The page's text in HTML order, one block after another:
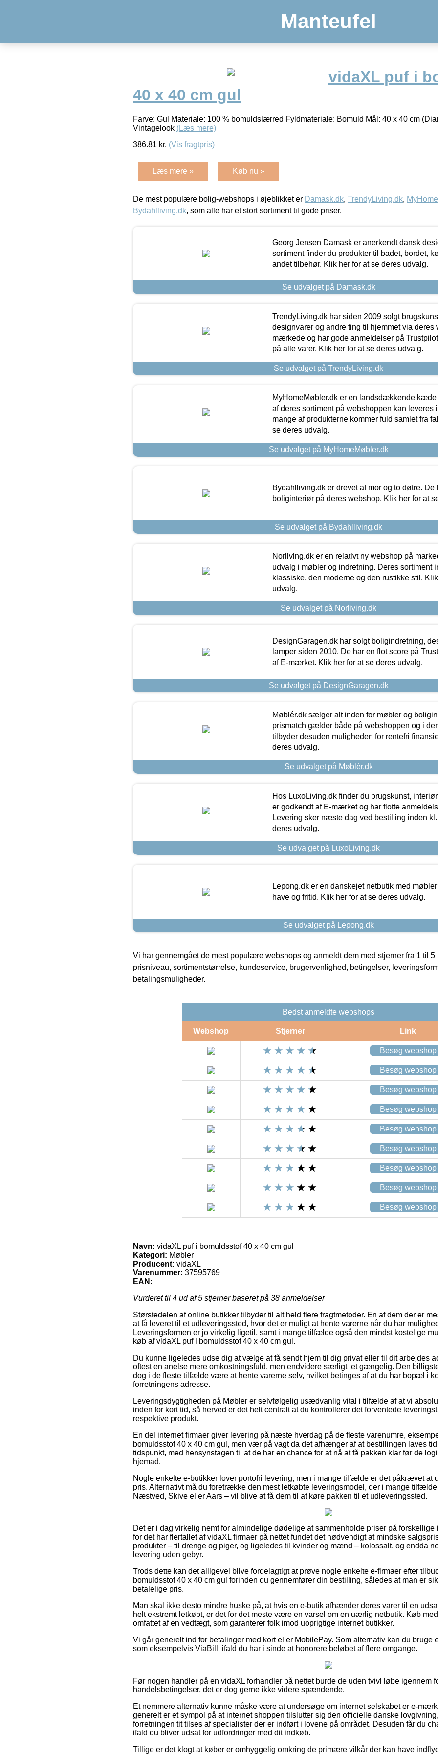
Manteufel
vidaXL puf i
40 x 40 cm gul
Farve: Gul Materiale: 100 % bomuldslærred Fyldmateriale: Bomuld Mål: 40 x 40 cm
Vintagelook (Læs mere)
386.81 kr. (Vis fragtpris)
Læs mere » Køb nu »
De mest populære bolig-webshops i øjeblikket er Damask.dk, TrendyLiving.dk,
Bydahlliving.dk, som alle har et stort sortiment til gode priser.
Georg Jensen Damask er anerkendt dansk
sortiment finder du produkter til badet, bordet,
andet tilbehør. Klik her for at se deres udvalg.
Se udvalget på Damask.dk
TrendyLiving.dk har siden 2009 solgt
designvarer og andre ting til hjemmet via deres
mærkede og har gode anmeldelser på
på alle varer. Klik her for at se deres udvalg.
Se udvalget på TrendyLiving.dk
MyHomeMøbler.dk er en landsdækkende kæde
af deres sortiment på webshoppen kan leveres
mange af produkterne kommer fuld samlet fra
se deres udvalg.
Se udvalget på MyHomeMøbler.dk
Bydahlliving.dk er drevet af mor og to døtre. De
boliginteriør på deres webshop. Klik her for at
Se udvalget på Bydahlliving.dk
Norliving.dk er en relativt ny webshop på
udvalg i møbler og indretning. Deres sortiment
klassiske, den moderne og den rustikke stil.
udvalg.
Se udvalget på Norliving.dk
DesignGaragen.dk har solgt boligindretning,
lamper siden 2010. De har en flot score på
af E-mærket. Klik her for at se deres udvalg.
Se udvalget på DesignGaragen.dk
Møblér.dk sælger alt inden for møbler og
prismatch gælder både på webshoppen og i
tilbyder desuden muligheden for rentefri
deres udvalg.
Se udvalget på Møblér.dk
Hos LuxoLiving.dk finder du brugskunst,
er godkendt af E-mærket og har flotte
Levering sker næste dag ved bestilling inden
deres udvalg.
Se udvalget på LuxoLiving.dk
Lepong.dk er en danskejet netbutik med
have og fritid. Klik her for at se deres udvalg.
Se udvalget på Lepong.dk
Vi har gennemgået de mest populære webshops og anmeldt dem med stjerner fra 1 til 5
prisniveau, sortimentstørrelse, kundeservice, brugervenlighed, betingelser,
betalingsmuligheder.
Bedst anmeldte webshops
Webshop Stjerner Link
Besøg webshop
Besøg webshop
Besøg webshop
Besøg webshop
Besøg webshop
Besøg webshop
Besøg webshop
Besøg webshop
Besøg webshop
Navn: vidaXL puf i bomuldsstof 40 x 40 cm gul
Kategori: Møbler
Producent: vidaXL
Varenummer: 37595769
EAN:
Vurderet til 4 ud af 5 stjerner baseret på 38 anmeldelser
Størstedelen af online butikker tilbyder til alt held flere fragtmetoder. En af dem der er
at få leveret til et udleveringssted, hvor det er muligt at hente varerne når du har
Leveringsformen er jo virkelig ligetil, samt i mange tilfælde også den mindst kostelige
køb af vidaXL puf i bomuldsstof 40 x 40 cm gul.
Du kunne ligeledes udse dig at vælge at få sendt hjem til dig privat eller til dit arbejdes
oftest en anelse mere omkostningsfuld, men endvidere særligt let gængelig. Den
dog i de fleste tilfælde være at hente varerne selv, hvilket betinges af at du har bopæl i
forretningens adresse.
Leveringsdygtigheden på Møbler er selvfølgelig usædvanlig vital i tilfælde af at vi
inden for kort tid, så herved er det helt centralt at du kontrollerer det forventede
respektive produkt.
En del internet firmaer giver levering på næste hverdag på de fleste varenumre,
bomuldsstof 40 x 40 cm gul, men vær på vagt da det afhænger af at bestillingen laves
tidspunkt, med hensynstagen til at de har en chance for at nå at få pakken klar før de
hjemad.
Nogle enkelte e-butikker lover portofri levering, men i mange tilfælde er det påkrævet at
pris. Alternativt må du foretrække den mest letkøbte leveringsmodel, der i mange tilfælde
Næstved, Skive eller Aars – vil blive at få dem til at køre pakken til et udleveringssted.
Det er i dag virkelig nemt for almindelige dødelige at sammenholde priser på forskellige
for det har flertallet af vidaXL firmaer på nettet fundet det nødvendigt at mindske
produkter – til drenge og piger, og ligeledes til kvinder og mænd – kolossalt, og endda
levering uden gebyr.
Trods dette kan det alligevel blive fordelagtigt at prøve nogle enkelte e-firmaer efter
bomuldsstof 40 x 40 cm gul forinden du gennemfører din bestilling, således at man er
betalelige pris.
Man skal ikke desto mindre huske på, at hvis en e-butik afhænder deres varer til en
helt ekstremt letkøbt, er det for det meste være en varsel om en uærlig netbutik. Køb
omfattet af en vedtægt, som garanterer folk imod uoprigtige internet butikker.
Vi går generelt ind for betalinger med kort eller MobilePay. Som alternativ kan du bruge
som eksempelvis ViaBill, ifald du har i sinde at honorere beløbet af flere omgange.
Før nogen handler på en vidaXL forhandler på nettet burde de uden tvivl løbe igennem
handelsbetingelser, det er dog gerne ikke videre spændende.
Et nemmere alternativ kunne måske være at undersøge om internet selskabet er e-
generelt er et sympol på at internet shoppen tilslutter sig den officielle danske
forretningen tit tilses af specialister der er indført i lovene på området. Desuden får du
ifald du bliver udsat for udfordringer med dit indkøb.
Tillige er det klogt at køber er omhyggelig omkring de primære vilkår der kan have